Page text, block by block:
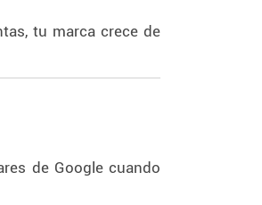
tu marca crece de
de Google cuando